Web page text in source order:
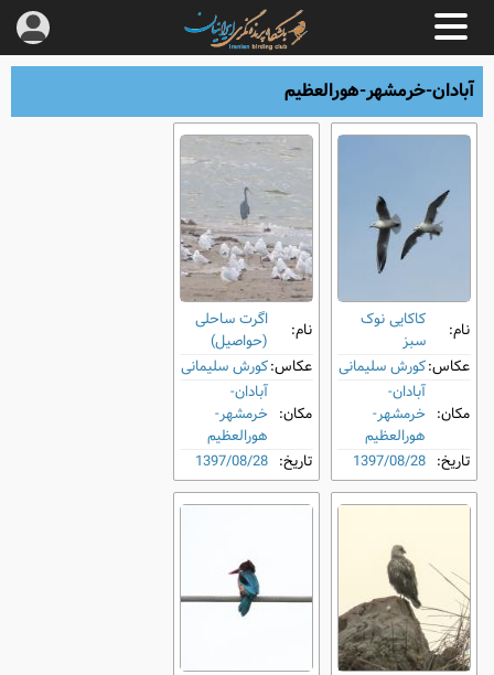
آبادان-خرمشهر-هورالعظیم
نام:
کاکایی نوک
‌سبز
عکاس:کورش سلیمانی
مکان:
آبادان-
خرمشهر-
هورالعظیم
تاریخ: 1397/08/28
نام:
اگرت ساحلی
(حواصیل)
عکاس:کورش سلیمانی
مکان:
آبادان-
خرمشهر-
هورالعظیم
تاریخ: 1397/08/28